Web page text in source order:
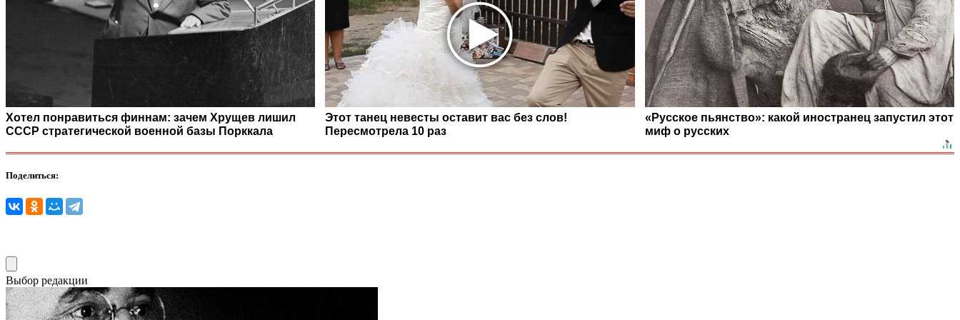
Хотел понравиться финнам: зачем Хрущев лишил
СССР стратегической военной базы Порккала
Этот танец невесты оставит вас без слов!
Пересмотрела 10 раз
«Русское пьянство»: какой иностранец запустил этот
миф о русских
Поделиться:
Выбор редакции